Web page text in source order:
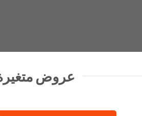
عروض متغيرة